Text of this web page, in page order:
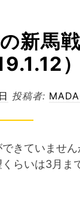
新馬
）
投稿者:
きていませ
らいは3月ま